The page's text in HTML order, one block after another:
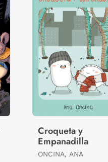
Croqueta y
Empanadilla
ONCINA, ANA